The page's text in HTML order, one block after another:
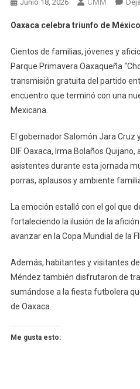
Junio 18, 2026
Oaxaca celebra triunfo de
Cientos de familias, jóvenes y
Parque Primavera Oaxaqueña
transmisión gratuita del partido
encuentro que terminó con una
Mexicana.
El gobernador Salomón Jara Cruz
DIF Oaxaca, Irma Bolaños
asistentes durante esta jornada
porras, aplausos y ambiente
La emoción estalló con el gol que
fortaleciendo la ilusión de la
avanzar en la Copa Mundial de la
Además, habitantes y visitantes
Méndez también disfrutaron de
sumándose a la fiesta futbolera
de Oaxaca.
Me gusta esto: